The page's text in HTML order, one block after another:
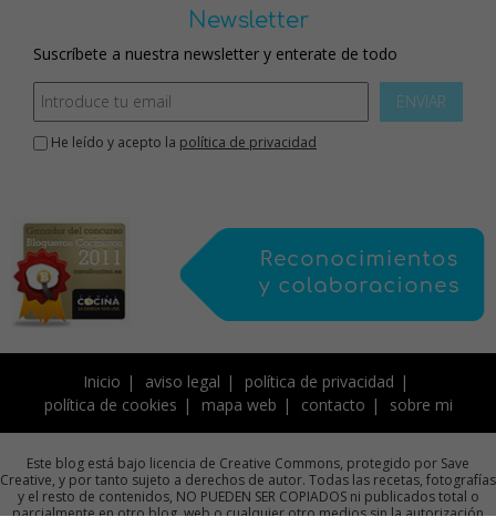
Newsletter
Suscríbete a nuestra newsletter y enterate de todo
ENVIAR
He leído y acepto la política de privacidad
Inicio aviso legal
política de privacidad
política de cookies
mapa web contacto sobre mi
Este blog está bajo licencia de Creative Commons, protegido por Save
Creative, y por tanto sujeto a derechos de autor. Todas las recetas, fotografías
y el resto de contenidos, NO PUEDEN SER COPIADOS ni publicados total o
parcialmente en otro blog, web o cualquier otro medios sin la autorización